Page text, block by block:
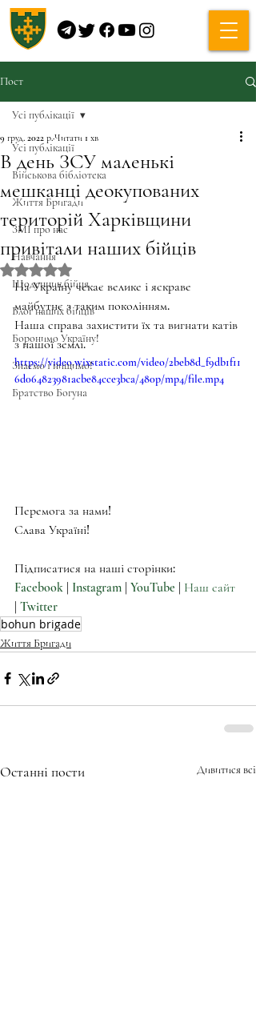
Пост
Усі публікації
Військова бібліотека
Життя Бригади
ЗМІ про нас
Навчання
Щоденник бійця
Блог наших бійців
Боронимо Україну!
Знаємо і нищимо!
Братство Богуна
Усі публікації
В день ЗСУ маленькі
мешканці деокупованих
територій Харківщини
привітали наших бійців
9 груд. 2022 р.Читати 1 хв
Оцінка: NaN з 5 зірок.
На Україну чекає велике і яскраве
майбутнє з таким поколінням.
Наша справа захистити їх та вигнати катів
з нашої землі.
https://video.wixstatic.com/video/2beb8d_f9db1f11
6d064823981acbe84cce3bca/480p/mp4/file.mp4
Перемога за нами!
Слава Україні!
Підписатися на наші сторінки:
Facebook | Instagram | YouTube | Наш сайт
| Twitter
bohun brigade
Життя Бригади
Останні пости Дивитися всі